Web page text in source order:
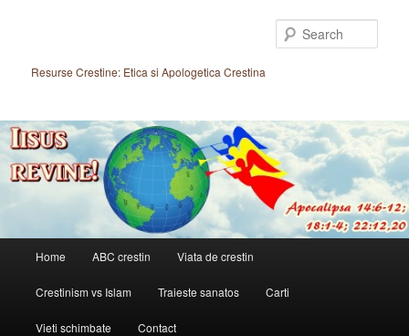
contentResurse Crestine: Etica si Apologetica Crestina
Home ABC crestin Viata de crestin
Crestinism vs Islam Traieste sanatos Carti
Vieti schimbate Contact